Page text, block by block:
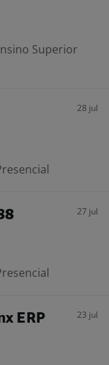
Superior
28 jul
27 jul
ERP
23 jul